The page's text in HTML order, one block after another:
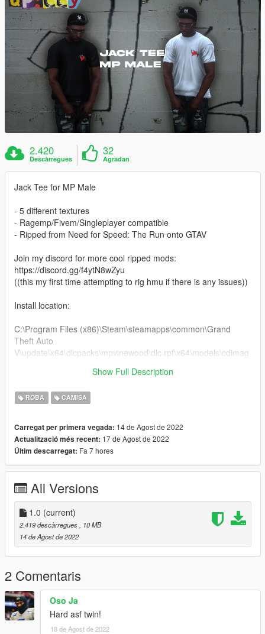
2.420
Descàrregues
32
Agradan
Jack Tee for MP Male
- 5 different textures
- Ragemp/Fivem/Singleplayer compatible
- Ripped from Need for Speed: The Run onto GTAV
Join my discord for more cool ripped mods:
https://discord.gg/f4ytN8wZyu
((this my first time attempting to rig hmu if there is any issues))
Install location:
C:\Program Files (x86)\Steam\steamapps\common\Grand
Theft Auto
V\update\x64\dlcpacks\mpvinewood\dlc.rpf\x64\models\cdimag
Show Full Description
ROBA CAMISA
Carregat per primera vegada: 14 de Agost de 2022
Actualització més recent: 17 de Agost de 2022
Últim descarregat: Fa 7 hores
All Versions
1.0 (current)
2.419 descàrregues
, 10 MB
14 de Agost de 2022
2 Comentaris
Oso Ja
Hard asf twin!
18 de Agost de 2022